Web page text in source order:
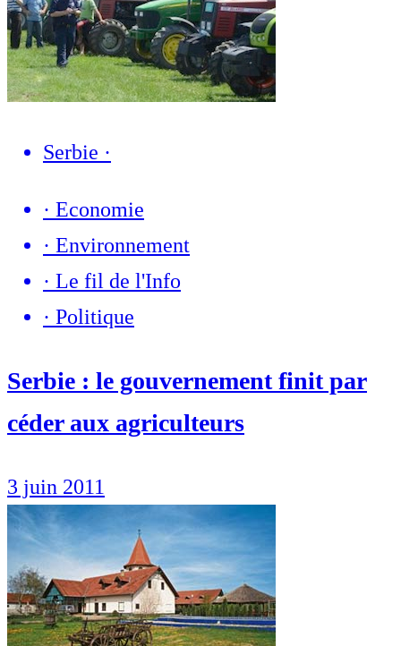
Serbie ·
· Economie
· Environnement
· Le fil de l'Info
· Politique
Serbie : le gouvernement finit par
céder aux agriculteurs
3 juin 2011